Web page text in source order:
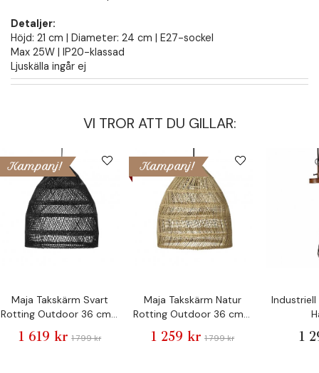
Detaljer:
Höjd: 21 cm | Diameter: 24 cm | E27-sockel
Max 25W | IP20-klassad
Ljuskälla ingår ej
VI TROR ATT DU GILLAR:
Kampanj!
Maja Takskärm Svart
Rotting Outdoor 36 cm -
Pr Home
1 619 kr 1 799 kr
Kampanj!
Maja Takskärm Natur
Rotting Outdoor 36 cm -
Pr Home
1 259 kr 1 799 kr
Industriell
1